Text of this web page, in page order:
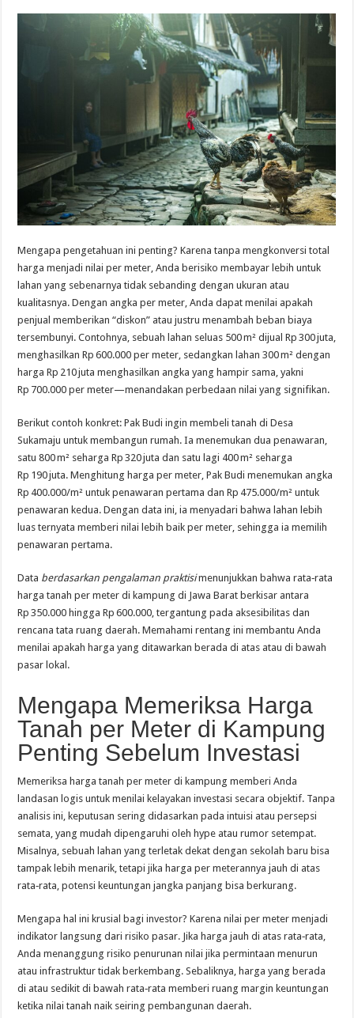
Mengapa pengetahuan ini penting? Karena tanpa mengkonversi total
harga menjadi nilai per meter, Anda berisiko membayar lebih untuk
lahan yang sebenarnya tidak sebanding dengan ukuran atau
kualitasnya. Dengan angka per meter, Anda dapat menilai apakah
penjual memberikan “diskon” atau justru menambah beban biaya
tersembunyi. Contohnya, sebuah lahan seluas 500 m² dijual Rp 300 juta,
menghasilkan Rp 600.000 per meter, sedangkan lahan 300 m² dengan
harga Rp 210 juta menghasilkan angka yang hampir sama, yakni
Rp 700.000 per meter—menandakan perbedaan nilai yang signifikan.
Berikut contoh konkret: Pak Budi ingin membeli tanah di Desa
Sukamaju untuk membangun rumah. Ia menemukan dua penawaran,
satu 800 m² seharga Rp 320 juta dan satu lagi 400 m² seharga
Rp 190 juta. Menghitung harga per meter, Pak Budi menemukan angka
Rp 400.000/m² untuk penawaran pertama dan Rp 475.000/m² untuk
penawaran kedua. Dengan data ini, ia menyadari bahwa lahan lebih
luas ternyata memberi nilai lebih baik per meter, sehingga ia memilih
penawaran pertama.
Data berdasarkan pengalaman praktisimenunjukkan bahwa rata‑rata
harga tanah per meter di kampung di Jawa Barat berkisar antara
Rp 350.000 hingga Rp 600.000, tergantung pada aksesibilitas dan
rencana tata ruang daerah. Memahami rentang ini membantu Anda
menilai apakah harga yang ditawarkan berada di atas atau di bawah
pasar lokal.
Mengapa Memeriksa Harga
Tanah per Meter di Kampung
Penting Sebelum Investasi
Memeriksa harga tanah per meter di kampung memberi Anda
landasan logis untuk menilai kelayakan investasi secara objektif. Tanpa
analisis ini, keputusan sering didasarkan pada intuisi atau persepsi
semata, yang mudah dipengaruhi oleh hype atau rumor setempat.
Misalnya, sebuah lahan yang terletak dekat dengan sekolah baru bisa
tampak lebih menarik, tetapi jika harga per meterannya jauh di atas
rata‑rata, potensi keuntungan jangka panjang bisa berkurang.
Mengapa hal ini krusial bagi investor? Karena nilai per meter menjadi
indikator langsung dari risiko pasar. Jika harga jauh di atas rata‑rata,
Anda menanggung risiko penurunan nilai jika permintaan menurun
atau infrastruktur tidak berkembang. Sebaliknya, harga yang berada
di atau sedikit di bawah rata‑rata memberi ruang margin keuntungan
ketika nilai tanah naik seiring pembangunan daerah.